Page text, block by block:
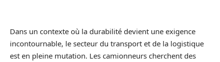
Dans un contexte où la durabilité devient une exigence
incontournable, le secteur du transport et de la logistique
est en pleine mutation. Les camionneurs cherchent des